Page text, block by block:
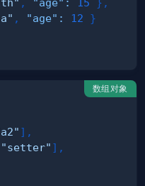
, "age" : 15 } ,
, "age" : 12
}
数组对象
] ,
"setter" ] ,